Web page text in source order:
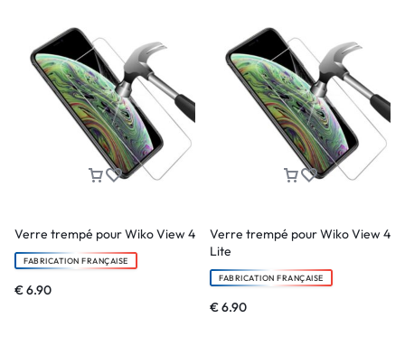
Verre trempé pour Wiko View 4
FABRICATION FRANÇAISE
€6.90
Verre trempé pour Wiko View 4
Lite
FABRICATION FRANÇAISE
€6.90